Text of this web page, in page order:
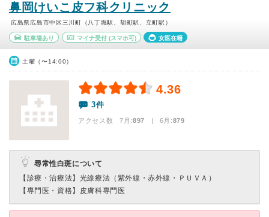
鼻岡けいこ皮フ科クリニック
広島県広島市中区三川町（八丁堀駅、胡町駅、立町駅）
駐車場あり マイナ受付(スマホ可) 女医在籍
土曜（〜14:00）
4.36
3件
アクセス数 7月:897 | 6月:879
尋常性白斑について
【診療・治療法】 光線療法（紫外線・赤外線・ＰＵＶＡ）
【専門医・資格】 皮膚科専門医